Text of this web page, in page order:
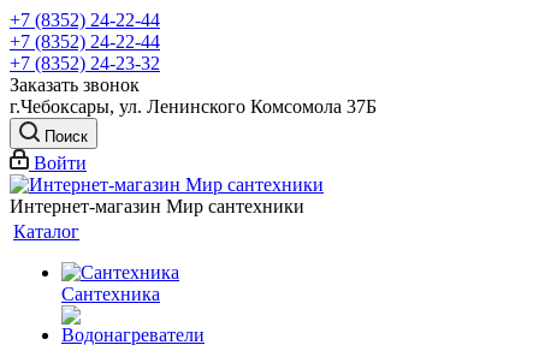
+7 (8352) 24-22-44
+7 (8352) 24-22-44
+7 (8352) 24-23-32
Заказать звонок
г.Чебоксары, ул. Ленинского Комсомола 37Б
Поиск
Войти
Интернет-магазин Мир сантехники
Каталог
Сантехника